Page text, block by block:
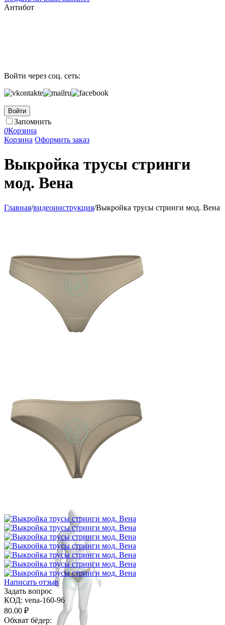
Антибот
Войти через соц. сеть:
Войти
Запомнить
0Корзина
Корзина Оформить заказ
Выкройка трусы стринги
мод. Вена
Главная/видеоинструкция/Выкройка трусы стринги мод. Вена
Написать отзыв
Задать вопрос
КОД: vena-160-96
80.00 ₽
Обхват бёдер: